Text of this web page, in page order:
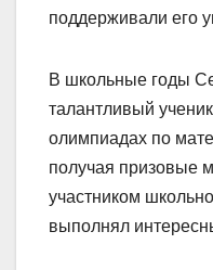
поддерживали его
В школьные годы
талантливый
олимпиадах по
получая призовые
участником
выполнял